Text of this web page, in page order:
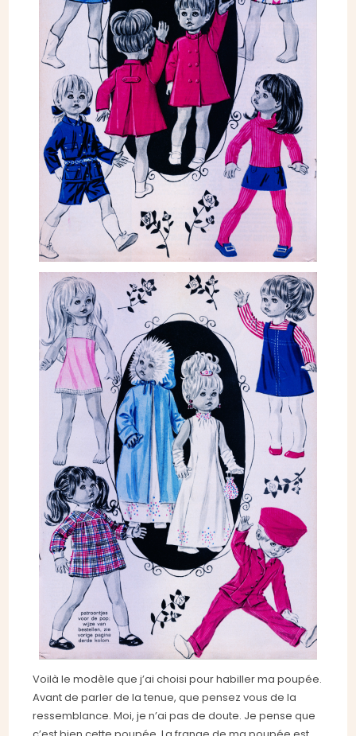
Voilà le modèle que j’ai choisi pour habiller ma poupée.
Avant de parler de la tenue, que pensez vous de la
ressemblance. Moi, je n’ai pas de doute. Je pense que